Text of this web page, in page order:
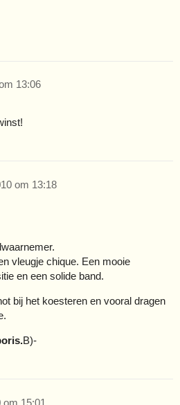
13:06
om 13:18
vleugje chique. Een mooie
en een solide band.
bij het koesteren en vooral dragen
B)-
15:01